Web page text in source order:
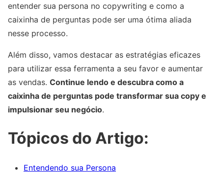
entender sua persona no copywriting e como a
caixinha de perguntas pode ser uma ótima aliada
nesse processo.
Além disso, vamos destacar as estratégias eficazes
para utilizar essa ferramenta a seu favor e aumentar
as vendas. Continue lendo e descubra como a
caixinha de perguntas pode transformar sua copy e
impulsionar seu negócio.
Tópicos do Artigo:
Entendendo sua Persona